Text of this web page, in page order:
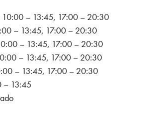
10:00 – 13:45, 17:00 – 20:30
– 13:45, 17:00 – 20:30
– 13:45, 17:00 – 20:30
– 13:45, 17:00 – 20:30
– 13:45, 17:00 – 20:30
– 13:45